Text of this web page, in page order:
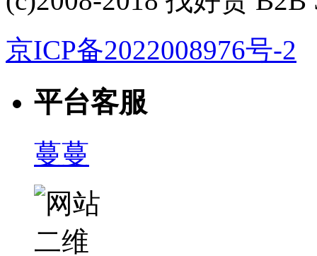
京ICP备2022008976号-2
平台客服
蔓蔓